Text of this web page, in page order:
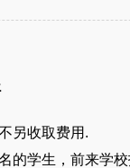
另收取费用.
的学生，前来学